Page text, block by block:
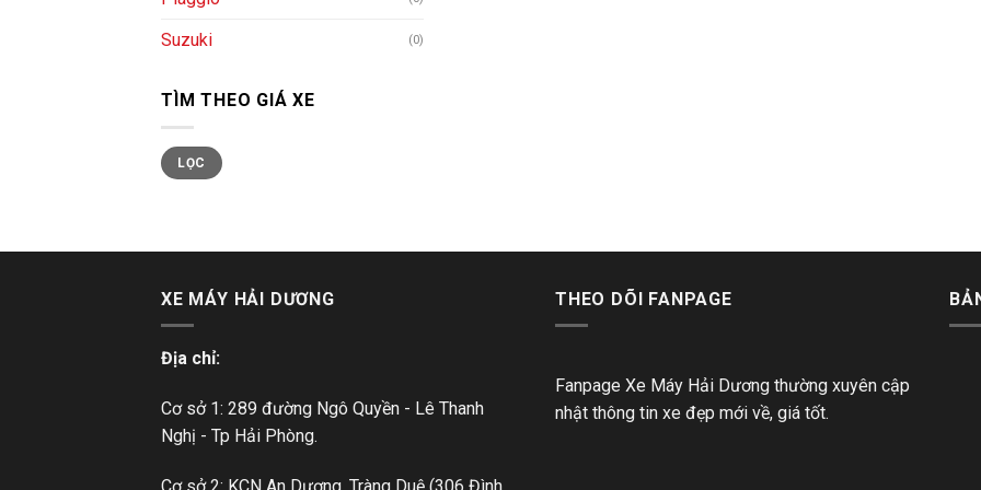
Suzuki (0)
TÌM THEO GIÁ XE
LỌC
XE MÁY HẢI DƯƠNG
Địa chỉ:
Cơ sở 1: 289 đường Ngô Quyền - Lê Thanh
Nghị - Tp Hải Phòng.
THEO DÕI FANPAGE
Fanpage Xe Máy Hải Dương thường xuyên cập
nhật thông tin xe đẹp mới về, giá tốt.